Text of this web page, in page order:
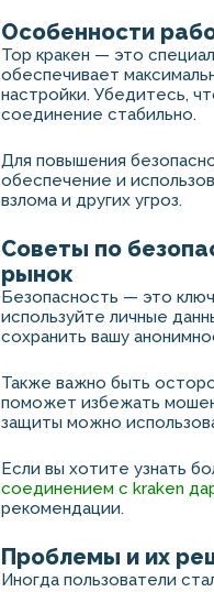
Особенности
Тор кракен — это
обеспечивает
настройки. Убедитесь,
соединение стабильно.
Для повышения
обеспечение и
взлома и других угроз.
Советы по
рынок
Безопасность — это
используйте личные
сохранить вашу
Также важно быть
поможет избежать
защиты можно
Если вы хотите узнать
соединением с kraken
рекомендации.
Проблемы и их
Иногда пользователи